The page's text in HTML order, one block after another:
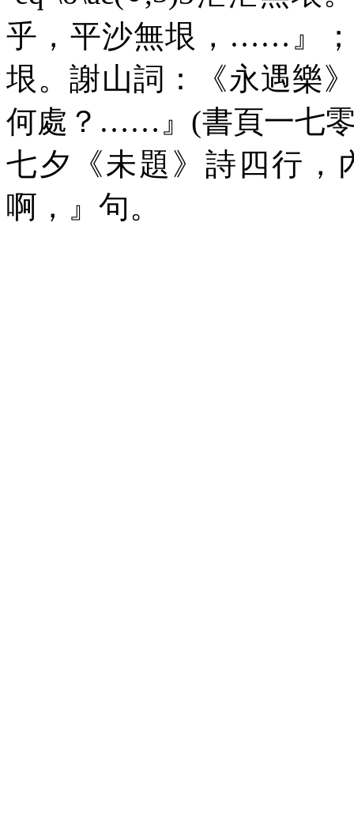
乎，平沙無垠， …… 』
垠。謝山詞：《永遇樂
何處？ …… 』 (書頁一七
七夕《未題》詩四行，
啊，
』 句。